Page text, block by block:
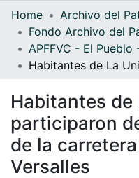
Home
Habitantes de
participaron
de la
Versalles